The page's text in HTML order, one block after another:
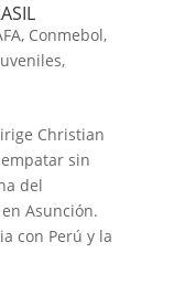
, Conmebol,
,
Christian
sin
del
Asunción.
con Perú y la